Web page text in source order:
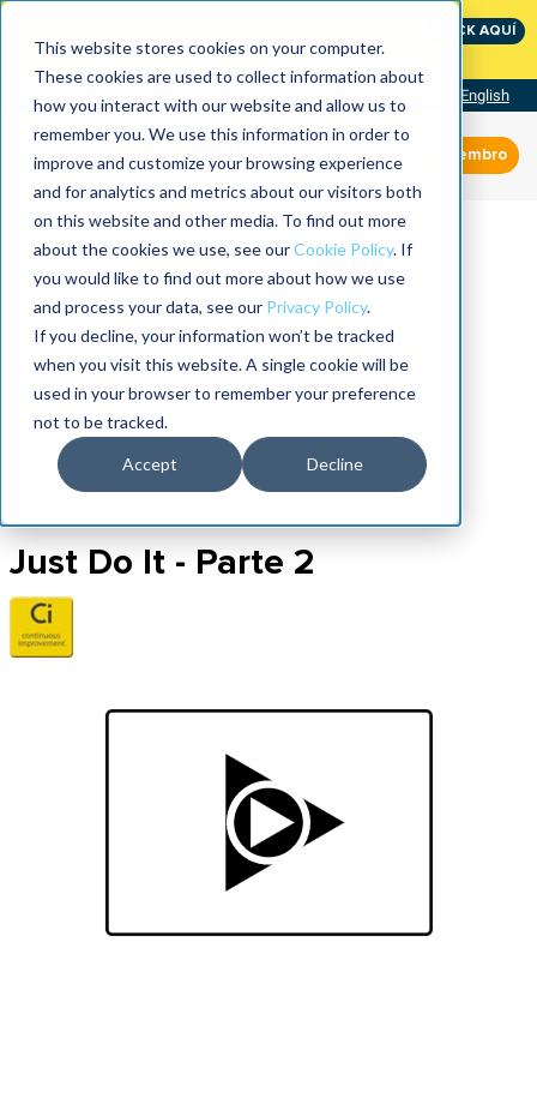
This website stores cookies on your computer.
These cookies are used to collect information about
how you interact with our website and allow us to
remember you. We use this information in order to
improve and customize your browsing experience
and for analytics and metrics about our visitors both
on this website and other media. To find out more
about the cookies we use, see ourCookie Policy. If
you would like to find out more about how we use
and process your data, see our Privacy Policy.
If you decline, your information won’t be tracked
when you visit this website. A single cookie will be
used in your browser to remember your preference
not to be tracked.
Accept Decline
The Speed of Reliability
CLICK AQUÍ
English
Miembro
Just Do It - Parte 2